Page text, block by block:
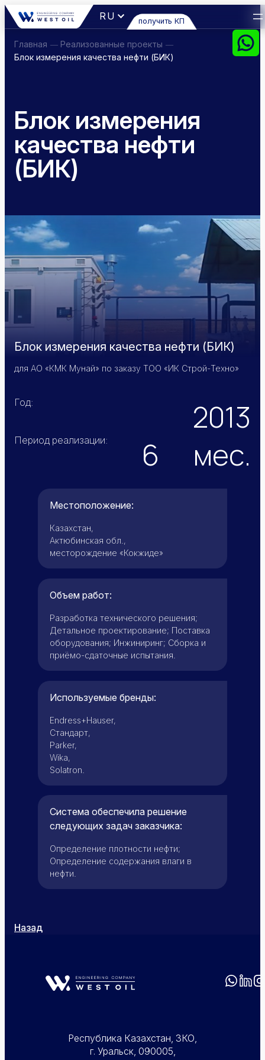
Перейти
к
содержимому
RU получить КП
Главная — Реализованные проекты —
Блок измерения качества нефти (БИК)
Блок измерения
качества нефти
(БИК)
Блок измерения качества нефти (БИК)
для АО «КМК Мунай» по заказу ТОО «ИК Строй-Техно»
Год: 2013
Период реализации: 6 мес.
Местоположение:
Казахстан,
Актюбинская обл.,
месторождение «Кокжиде»
Объем работ:
Разработка технического решения;
Детальное проектирование; Поставка
оборудования; Инжиниринг; Сборка и
приёмо-сдаточные испытания.
Используемые бренды:
Endress+Hauser,
Стандарт,
Parker,
Wika,
Solatron.
Система обеспечила решение
следующих задач заказчика:
Определение плотности нефти;
Определение содержания влаги в
нефти.
Назад
Республика Казахстан, ЗКО,
г. Уральск, 090005,